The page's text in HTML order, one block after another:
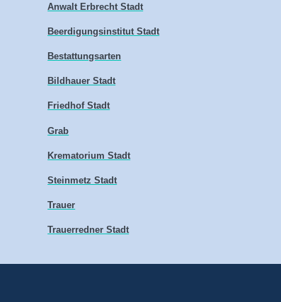
Anwalt Erbrecht Stadt
Beerdigungsinstitut Stadt
Bestattungsarten
Bildhauer Stadt
Friedhof Stadt
Grab
Krematorium Stadt
Steinmetz Stadt
Trauer
Trauerredner Stadt